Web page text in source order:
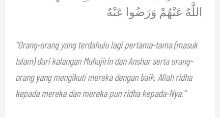
“Orang-orang yang terdahulu lagi pertama-tama (masuk
Islam) dari kalangan Muhajirin dan Anshar serta orang-
orang yang mengikuti mereka dengan baik, Allah ridha
kepada mereka dan mereka pun ridha kepada-Nya.”